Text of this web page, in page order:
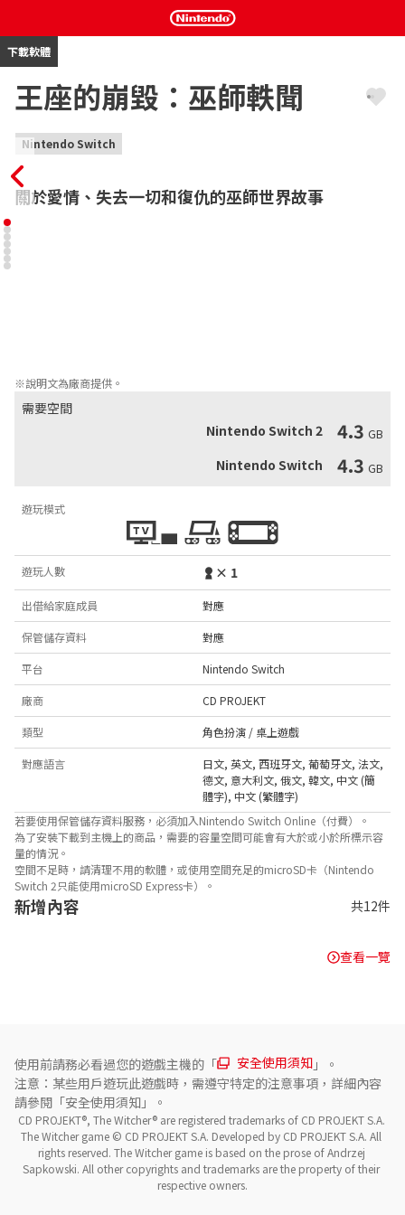
下載軟體
王座的崩毀：巫師軼聞
Nintendo Switch
關於愛情、失去一切和復仇的巫師世界故事
※說明文為廠商提供。
需要空間
Nintendo Switch 2
4.3 GB
Nintendo Switch 4.3 GB
遊玩模式
遊玩人數 × 1
出借給家庭成員 對應
保管儲存資料 對應
平台 Nintendo Switch
廠商 CD PROJEKT
類型 角色扮演 / 桌上遊戲
對應語言 日文, 英文, 西班牙文, 葡萄牙文, 法文,
德文, 意大利文, 俄文, 韓文, 中文 (簡
體字), 中文 (繁體字)
若要使用保管儲存資料服務，必須加入Nintendo Switch Online（付費）。
為了安裝下載到主機上的商品，需要的容量空間可能會有大於或小於所標示容
量的情況。
空間不足時，請清理不用的軟體，或使用空間充足的microSD卡（Nintendo
Switch 2只能使用microSD Express卡）。
新增內容 共12件
查看一覽
使用前請務必看過您的遊戲主機的「 安全使用須知 」。
注意：某些用戶遊玩此遊戲時，需遵守特定的注意事項，詳細內容
請參閱「安全使用須知」。
CD PROJEKT®, The Witcher® are registered trademarks of CD PROJEKT S.A.
The Witcher game © CD PROJEKT S.A. Developed by CD PROJEKT S.A. All
rights reserved. The Witcher game is based on the prose of Andrzej
Sapkowski. All other copyrights and trademarks are the property of their
respective owners.